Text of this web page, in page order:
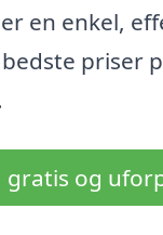
en enkel,
priser
gratis og